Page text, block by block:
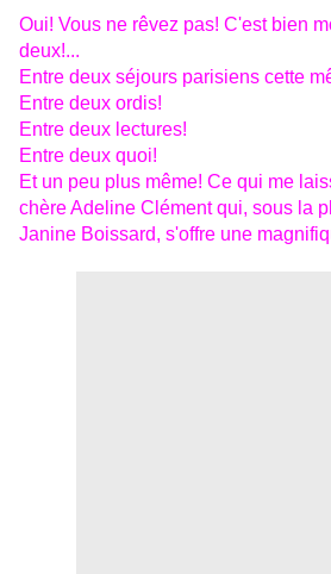
Oui! Vous ne rêvez pas! C'est bien
deux!...
Entre deux séjours parisiens cette
Entre deux ordis!
Entre deux lectures!
Entre deux quoi!
Et un peu plus même! Ce qui me
chère Adeline Clément qui, sous la
Janine Boissard, s'offre une